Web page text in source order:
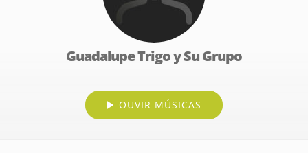
Guadalupe Trigo y Su Grupo
OUVIR MÚSICAS